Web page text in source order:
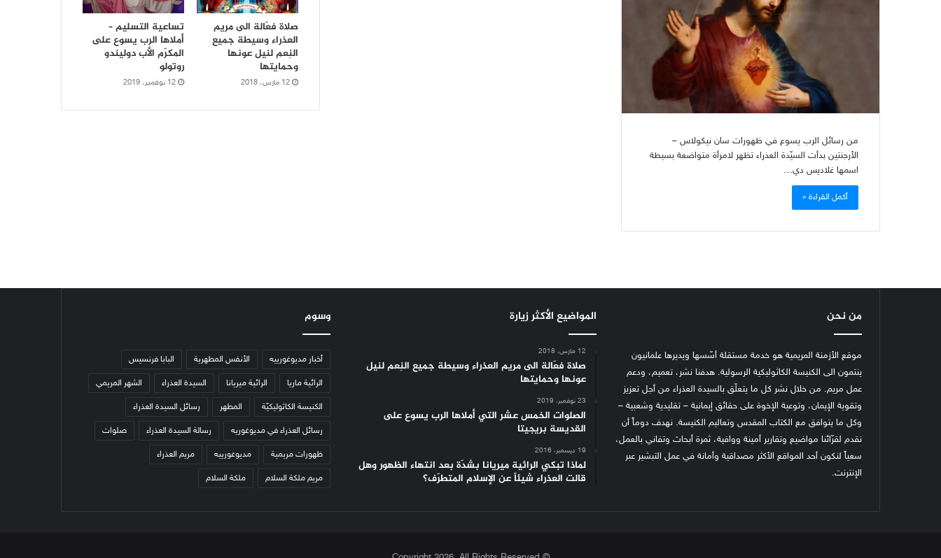
من رسائل الرب يسوع في ظهورات سان نيكولاس –
الأرجنتين بدأت السيّدة العذراء تظهر لامرأة متواضعة بسيطة
اسمها غلاديس دي…
أكمل القراءة »
صلاة فعّالة الى مريم
العذراء وسيطة جميع
النِعم لنيل عونها
وحمايتها
12 مارس، 2018
تساعية التسليم –
أملاها الرب يسوع على
المكرّم الأب دوليندو
روتولو
12 نوفمبر، 2019
من نحن
موقع الأزمنة المريمية هو خدمة مستقلة أسّسها ويديرها علمانيون
ينتمون الى الكنيسة الكاثوليكية الرسولية. هدفنا نشر، تعميم، ودعم
عمل مريم. من خلال نشر كل ما يتعلّق بالسيدة العذراء من أجل تعزيز
وتقوية الإيمان، وتوعية الإخوة على حقائق إيمانية – تقليدية وشعبية –
وكل ما يتوافق مع الكتاب المقدس وتعاليم الكنيسة. نهدف دوماً أن
نقدم لقرّائنا مواضيع وتقارير أمينة ووافية، ثمرة أبحاث وتفاني بالعمل،
سعياً لنكون أحد المواقع الأكثر مصداقية وأمانة في عمل التبشير عبر
الإنترنت.
المواضيع الأكثر زيارة
12 مارس، 2018
صلاة فعّالة الى مريم العذراء وسيطة جميع النِعم لنيل
عونها وحمايتها
23 نوفمبر، 2019
الصلوات الخمس عشر التي أملاها الرب يسوع على
القديسة بريجيتا
19 ديسمبر، 2016
لماذا تبكي الرائية ميريانا بشدّة بعد انتهاء الظهور وهل
قالت العذراء شيئاً عن الإسلام المتطرّف؟
وسوم
أخبار مديوغورييه الأنفس المطهرية البابا فرنسيس
الرائية ماريا الرائية ميريانا السيدة العذراء الشهر المريمي
الكنيسة الكاثوليكيّة المطهر رسائل السيدة العذراء
رسائل العذراء في مديوغوريه رسالة السيدة العذراء صلوات
ظهورات مريمية مديوغورييه مريم العذراء
مريم ملكة السلام ملكة السلام